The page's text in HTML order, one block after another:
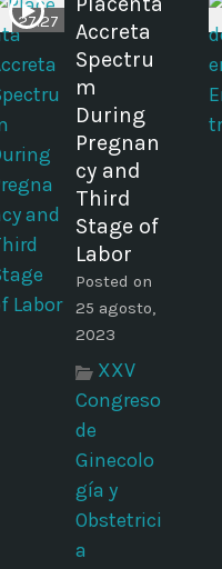
27:27
Accreta
Spectru
m
During
Pregnan
cy and
Third
Stage of
Labor
Posted on
25 agosto,
2023
XXV
Congreso
de
Ginecolo
gía y
Obstetrici
a